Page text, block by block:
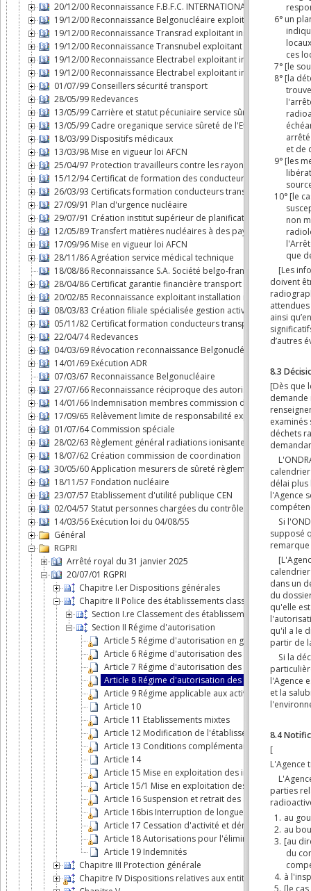
20/12/00 Reconnaissance F.B.F.C. INTERNATIONAL exploitant
19/12/00 Reconnaissance Belgonucléaire exploitant installation
19/12/00 Reconnaissance Transrad exploitant installation
19/12/00 Reconnaissance Transnubel exploitant installation
19/12/00 Reconnaissance Electrabel exploitant installation
19/12/00 Reconnaissance Electrabel exploitant installation
01/07/99 Conseillers sécurité transport
28/05/99 Redevances
13/05/99 Carrière et statut pécuniaire service sûreté de l'Etat
13/05/99 Cadre oreganique service sûreté de l'Etat dans le
18/03/99 Dispositifs médicaux
13/03/98 Mise en vigueur loi AFCN
25/04/97 Protection travailleurs contre les rayonnements
15/12/94 Certificat de formation des conducteurs transport
26/03/93 Certificats formation conducteurs transport par route
27/09/91 Plan d'urgence nucléaire
29/07/91 Création institut supérieur de planification d'urgence
12/05/89 Transfert matières nucléaires à des pays non dotés
17/09/96 Mise en vigueur loi AFCN
28/11/86 Agréation service médical technique
18/08/86 Reconnaissance S.A. Société belgo-française d'énergie
28/04/86 Certificat garantie financière transport substances
20/02/85 Reconnaissance exploitant installation nucléaire
08/03/83 Création filiale spécialisée gestion activités du cycle
05/11/82 Certificat formation conducteurs transport par route
22/04/74 Redevances
04/03/69 Révocation reconnaissance Belgonucléaire
14/01/69 Exécution ADR
07/03/67 Reconnaissance Belgonucléaire
27/07/66 Reconnaissance réciproque des autorisations dans le
14/01/66 Indemnisation membres commission d'agréation des
17/09/65 Relèvement limite de responsabilité exploitant
01/07/64 Commission spéciale
28/02/63 Règlement général radiations ionisantes
18/07/62 Création commission de coordination
30/05/60 Application mesurers de sûreté règlement n°3 du
18/11/57 Fondation nucléaire
23/07/57 Etablissement d'utilité publique CEN
02/04/57 Statut personnes chargées du contrôle en exécution
14/03/56 Exécution loi du 04/08/55
Général
RGPRI
Arrêté royal du 31 janvier 2025
20/07/01 RGPRI
Chapitre I.er Dispositions générales
Chapitre II Police des établissements classés
Section I.re Classement des établissements où sont
Section II Régime d'autorisation
Article 5 Régime d'autorisation en général
Article 6 Régime d'autorisation des établissements
Article 7 Régime d'autorisation des établissements
Article 8 Régime d'autorisation des établissements
Article 9 Régime applicable aux activités
Article 10
Article 11 Etablissements mixtes
Article 12 Modification de l'établissement
Article 13 Conditions complémentaires et
Article 14
Article 15 Mise en exploitation des installations
Article 15/1 Mise en exploitation des installations
Article 16 Suspension et retrait des autorisations
Article 16bis Interruption de longue durée d'une
Article 17 Cessation d'activité et démantèlement
Article 18 Autorisations pour l'élimination, le
Article 19 Indemnités
Chapitre III Protection générale
Chapitre IV Dispositions relatives aux entités que